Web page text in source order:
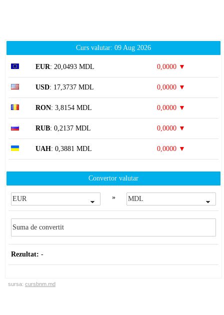
Curs valutar: 09 Aug 2026
EUR: 20,0493 MDL 0,0000 ▼
USD: 17,3737 MDL 0,0000 ▼
RON: 3,8154 MDL 0,0000 ▼
RUB: 0,2137 MDL 0,0000 ▼
UAH: 0,3881 MDL 0,0000 ▼
Convertor valutar
»
Rezultat: -
sursa: cursbnm.md